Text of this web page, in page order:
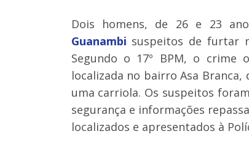
Dois homens, de 26 e 23
Guanambi suspeitos de furtar
Segundo o 17º BPM, o
localizada no bairro Asa
uma carriola. Os suspeitos
segurança e informações
localizados e apresentados à